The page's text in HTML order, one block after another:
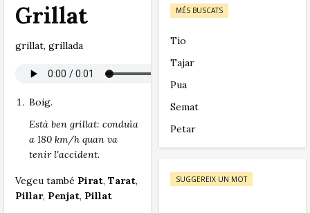
Grillat
grillat, grillada
Boig.
Està ben grillat: conduïa
a 180 km/h quan va
tenir l'accident.
Vegeu també Pirat, Tarat,
Pillar, Penjat, Pillat
MÉS BUSCATS
Tio
Tajar
Pua
Semat
Petar
SUGGEREIX UN MOT